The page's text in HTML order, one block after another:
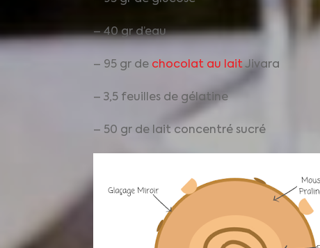
– 40 gr d’eau
– 95 gr de chocolat au laitJivara
– 3,5 feuilles de gélatine
– 50 gr de lait concentré sucré